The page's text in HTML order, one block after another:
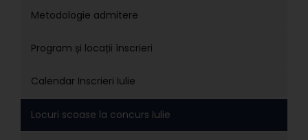
Metodologie admitere
Program și locații înscrieri
Calendar Inscrieri Iulie
Locuri scoase la concurs Iulie